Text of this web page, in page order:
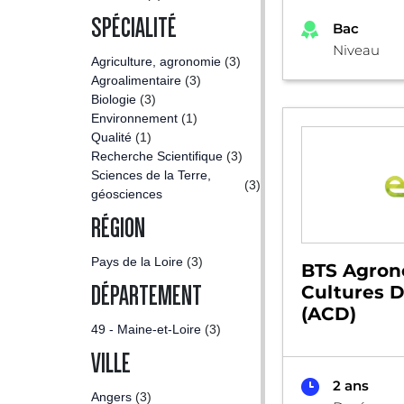
SPÉCIALITÉ
Agriculture, agronomie (3)
Agroalimentaire (3)
Biologie (3)
Environnement (1)
Qualité (1)
Recherche Scientifique (3)
Sciences de la Terre,
géosciences
(3)
RÉGION
Pays de la Loire (3)
DÉPARTEMENT
49 - Maine-et-Loire (3)
VILLE
Angers (3)
Bac
Niveau
BTS
Cultures
(ACD)
2 ans